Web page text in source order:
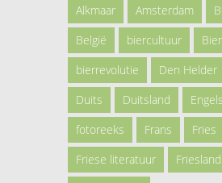
Alkmaar Amsterdam
België
biercultuur
bierrevolutie
Den Helder
Duits
Duitsland
Engels
fotoreeks
Frans
Fries
Friese literatuur
Friesland